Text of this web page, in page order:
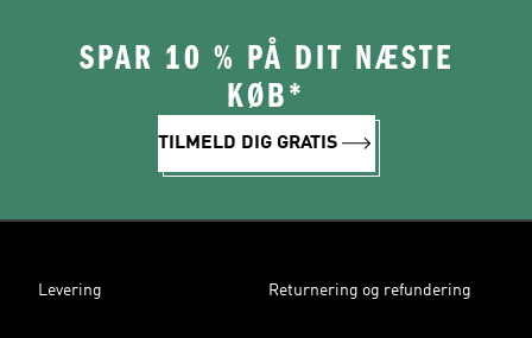
SPAR 10 % PÅ DIT NÆSTE
KØB*
TILMELD DIG GRATIS
Levering Returnering og refundering